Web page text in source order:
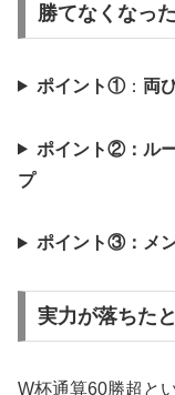
勝てなくなっ
ポイント①： 両
ポイント②：ル
プ
ポイント③：メ
実力が落ちた
W杯通算60勝超と